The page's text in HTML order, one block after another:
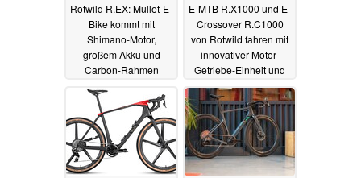
Rotwild R.EX: Mullet-E-
Bike kommt mit
Shimano-Motor,
großem Akku und
Carbon-Rahmen
E-MTB R.X1000 und E-
Crossover R.C1000
von Rotwild fahren mit
innovativer Motor-
Getriebe-Einheit und
riesigem Akku vor
26.11.2023